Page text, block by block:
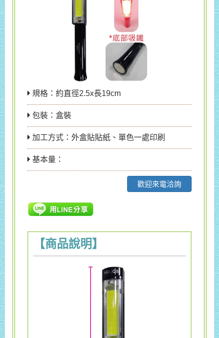
規格：約直徑2.5x長19cm
包裝：盒裝
加工方式：外盒貼貼紙、單色一處印刷
基本量：
歡迎來電洽詢
【商品說明】